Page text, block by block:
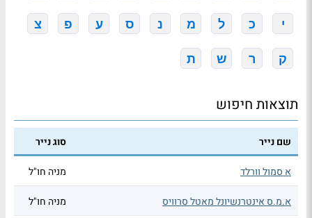
י כ ל מ נ ס ע פ צ
ק ר ש ת
תוצאות חיפוש
שם נייר סוג נייר
א סמול וורלד מניה חו"ל
א.מ.ס אינטרנשיונל מאטל סרוויס מניה חו"ל